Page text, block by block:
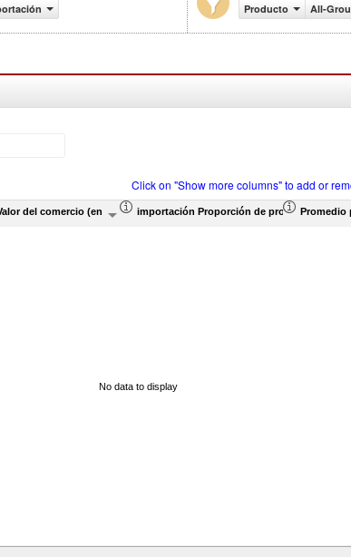
Producto
All-
Click on "Show more columns" to add or
del comercio (en miles de US$)importación Proporción de productos (%)
Promedio
No data to display